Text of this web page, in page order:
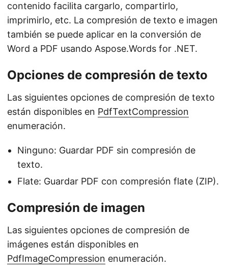
contenido facilita cargarlo, compartirlo,
imprimirlo, etc. La compresión de texto e imagen
también se puede aplicar en la conversión de
Word a PDF usando Aspose.Words for .NET.
Opciones de compresión de texto
Las siguientes opciones de compresión de texto
están disponibles en PdfTextCompression
enumeración.
Ninguno: Guardar PDF sin compresión de
texto.
Flate: Guardar PDF con compresión flate (ZIP).
Compresión de imagen
Las siguientes opciones de compresión de
imágenes están disponibles en
PdfImageCompression enumeración.